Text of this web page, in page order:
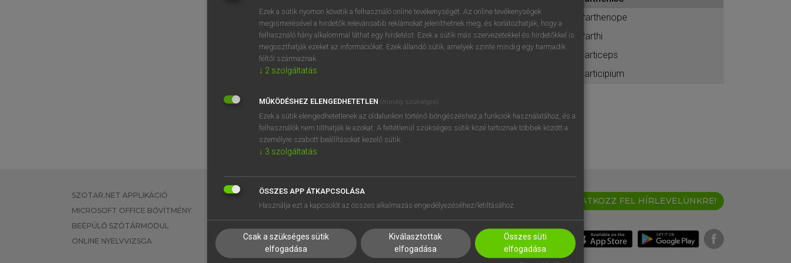
BELÉPÉS
próbaverziójának elindításához
regisztrálok ésbelépek.
REGISZTRÁCIÓ
Parthenope
Parthi
particeps
participium
SZOTAR.NET APPLIKÁCIÓ
MICROSOFT OFFICE BŐVÍTMÉNY
BEÉPÜLŐ SZÓTÁRMODUL
ONLINE NYELVVIZSGA
EGYÉNI FELHASZNÁLÓKNAK
TANULÓKNAK
VÁLLALATI MEGOLDÁSOK
SÚGÓ
RÓLUNK
SÜTI BEÁLLÍTÁSOK
IRATKOZZ FEL HÍRLEVELÜNKRE!
Ezek a sütik nyomon követik a felhasználó online tevékenységét. Az online tevékenységek
megismerésével a hirdetők relevánsabb reklámokat jeleníthetnek meg, és korlátozhatják, hogy a
felhasználó hány alkalommal láthat egy hirdetést. Ezek a sütik más szervezetekkel és hirdetőkkel is
megoszthatják ezeket az információkat. Ezek állandó sütik, amelyek szinte mindig egy harmadik
féltől származnak.
↓ 2 szolgáltatás
MŰKÖDÉSHEZ ELENGEDHETETLEN (mindig szükséges)
Ezek a sütik elengedhetetlenek az oldalunkon történő böngészéshez,a funkciók használatához, és a
felhasználók nem tilthatják le azokat. A feltétlenül szükséges sütik közé tartoznak többek között a
személyre szabott beállításokat kezelő sütik.
↓ 3 szolgáltatás
ÖSSZES APP ÁTKAPCSOLÁSA
Használja ezt a kapcsolót az összes alkalmazás engedélyezéséhez/letiltásához.
Csak a szükséges sütik
elfogadása
Kiválasztottak
elfogadása
Összes süti
elfogadása